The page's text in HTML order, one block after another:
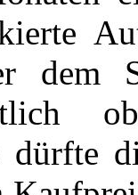
dem
dürfte